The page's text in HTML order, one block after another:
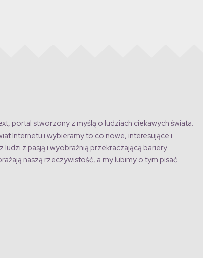
portal stworzony z myślą o ludziach ciekawych świata.
Internetu i wybieramy to co nowe, interesujące i
z pasją i wyobraźnią przekraczającą bariery
naszą rzeczywistość, a my lubimy o tym pisać.